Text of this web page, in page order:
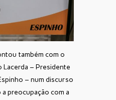
também com o
– Presidente
– num discurso
preocupação com a